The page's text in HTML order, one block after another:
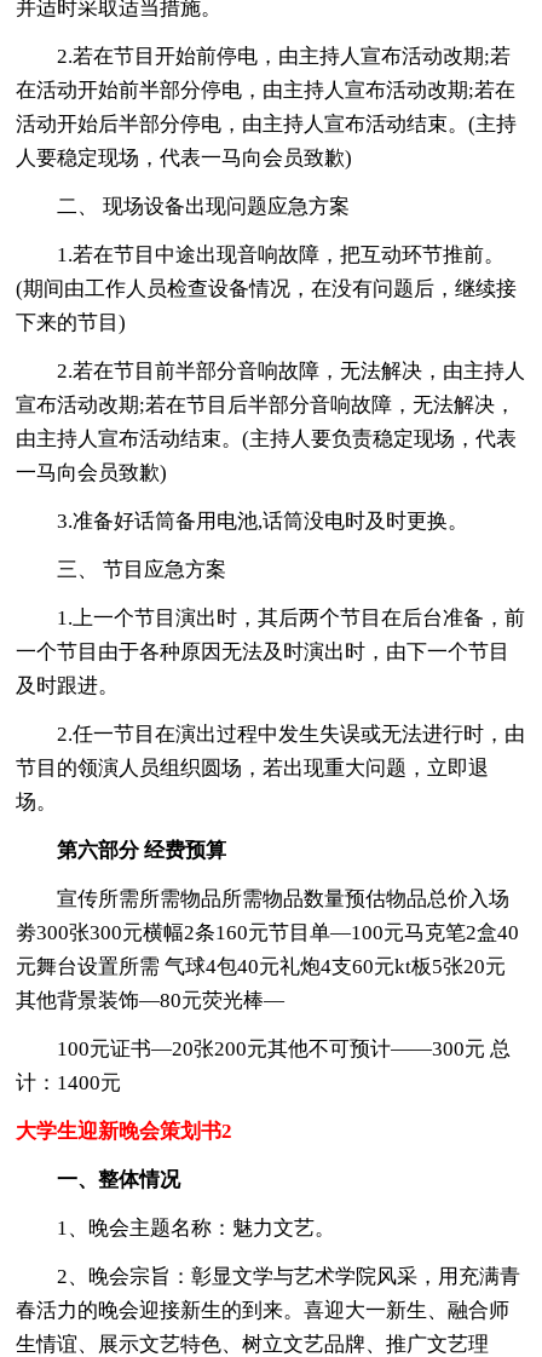
并适时采取适当措施。
2.若在节目开始前停电，由主持人宣布活动改期;若
在活动开始前半部分停电，由主持人宣布活动改期;若在
活动开始后半部分停电，由主持人宣布活动结束。(主持
人要稳定现场，代表一马向会员致歉)
二、 现场设备出现问题应急方案
1.若在节目中途出现音响故障，把互动环节推前。
(期间由工作人员检查设备情况，在没有问题后，继续接
下来的节目)
2.若在节目前半部分音响故障，无法解决，由主持人
宣布活动改期;若在节目后半部分音响故障，无法解决，
由主持人宣布活动结束。(主持人要负责稳定现场，代表
一马向会员致歉)
3.准备好话筒备用电池,话筒没电时及时更换。
三、 节目应急方案
1.上一个节目演出时，其后两个节目在后台准备，前
一个节目由于各种原因无法及时演出时，由下一个节目
及时跟进。
2.任一节目在演出过程中发生失误或无法进行时，由
节目的领演人员组织圆场，若出现重大问题，立即退
场。
第六部分 经费预算
宣传所需所需物品所需物品数量预估物品总价入场
劵300张300元横幅2条160元节目单—100元马克笔2盒40
元舞台设置所需 气球4包40元礼炮4支60元kt板5张20元
其他背景装饰—80元荧光棒—
100元证书—20张200元其他不可预计——300元 总
计：1400元
大学生迎新晚会策划书2
一、整体情况
1、晚会主题名称：魅力文艺。
2、晚会宗旨：彰显文学与艺术学院风采，用充满青
春活力的晚会迎接新生的到来。喜迎大一新生、融合师
生情谊、展示文艺特色、树立文艺品牌、推广文艺理